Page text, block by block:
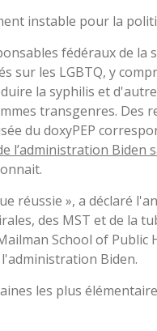
instable pour la
fédéraux de la
sur les LGBTQ, y
la syphilis et
transgenres. Des
du doxyPEP
l’administration Biden
réussie », a déclaré
des MST et de la
School of Public
Biden.
les plus